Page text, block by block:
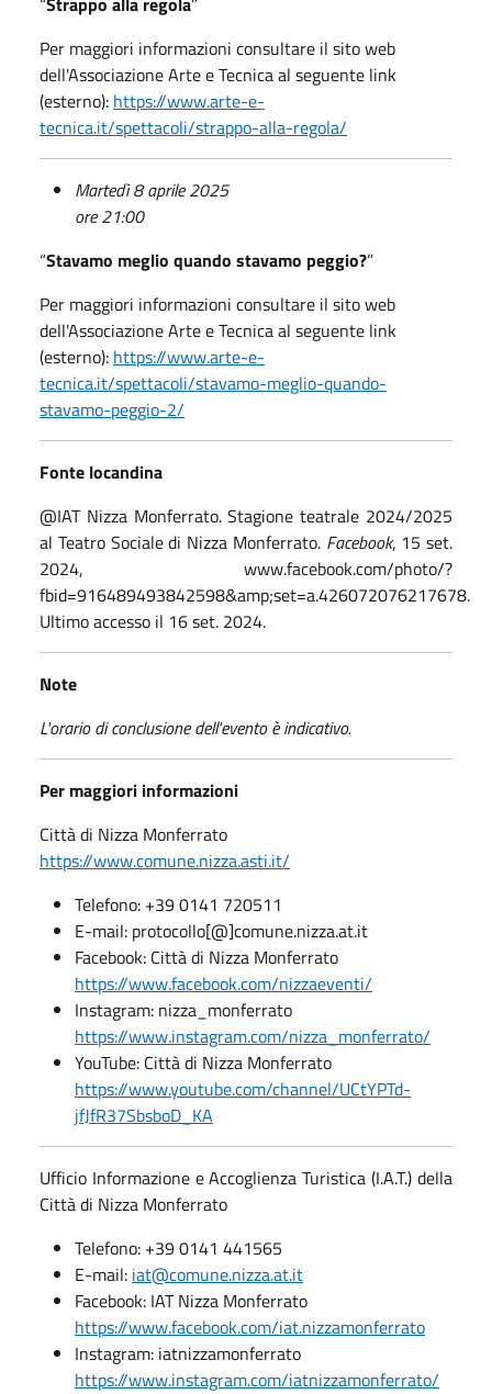
Per maggiori informazioni consultare il sito web
dell'Associazione Arte e Tecnica al seguente link
(esterno): https://www.arte-e-
tecnica.it/spettacoli/strappo-alla-regola/
Martedì 8 aprile 2025
ore 21:00
“Stavamo meglio quando stavamo peggio?”
Per maggiori informazioni consultare il sito web
dell'Associazione Arte e Tecnica al seguente link
(esterno): https://www.arte-e-
tecnica.it/spettacoli/stavamo-meglio-quando-
stavamo-peggio-2/
Fonte locandina
@IAT Nizza Monferrato. Stagione teatrale 2024/2025
al Teatro Sociale di Nizza Monferrato.Facebook, 15 set.
2024, www.facebook.com/photo/?
fbid=916489493842598&amp;set=a.426072076217678.
Ultimo accesso il 16 set. 2024.
Note
L'orario di conclusione dell'evento è indicativo.
Per maggiori informazioni
Città di Nizza Monferrato
https://www.comune.nizza.asti.it/
Telefono: +39 0141 720511
E-mail: protocollo[@]comune.nizza.at.it
Facebook: Città di Nizza Monferrato
https://www.facebook.com/nizzaeventi/
Instagram: nizza_monferrato
https://www.instagram.com/nizza_monferrato/
YouTube: Città di Nizza Monferrato
https://www.youtube.com/channel/UCtYPTd-
jfJfR37SbsboD_KA
Ufficio Informazione e Accoglienza Turistica (I.A.T.) della
Città di Nizza Monferrato
Telefono: +39 0141 441565
E-mail: iat@comune.nizza.at.it
Facebook: IAT Nizza Monferrato
https://www.facebook.com/iat.nizzamonferrato
Instagram: iatnizzamonferrato
https://www.instagram.com/iatnizzamonferrato/